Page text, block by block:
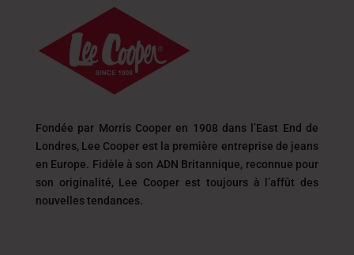
Fondée par Morris Cooper en 1908 dans l’East End de
Londres, Lee Cooper est la première entreprise de jeans
en Europe. Fidèle à son ADN Britannique, reconnue pour
son originalité, Lee Cooper est toujours à l’affût des
nouvelles tendances.